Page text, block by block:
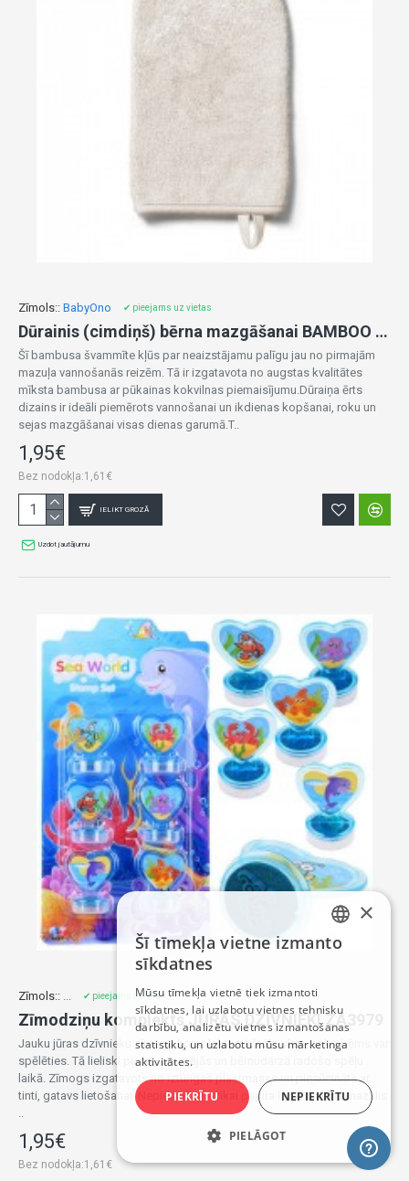
Zīmols:: BabyOno ✔ pieejams uz vietas
Dūrainis (cimdiņš) bērna mazgāšanai BAMBOO 347/11 beige
Šī bambusa švammīte kļūs par neaizstājamu palīgu jau no pirmajām
mazuļa vannošanās reizēm. Tā ir izgatavota no augstas kvalitātes
mīksta bambusa ar pūkainas kokvilnas piemaisījumu.Dūraiņa ērts
dizains ir ideāli piemērots vannošanai un ikdienas kopšanai, roku un
sejas mazgāšanai visas dienas garumā.T..
1,95€
Bez nodokļa:1,61€
IELIKT GROZĀ
Uzdot jautājumu
Zīmols:: ... ✔ pieejams uz vietas
Zīmodziņu komplekts JŪRAS DZĪVNIEKI ZA3979
Jauku jūras dzīvnieku zīmogu komplekts ir ideāla ideja, ar ko bērns var
spēlēties. Tā lieliski piemērota mājās un bērnudārzā radošo spēļu
laikā. Zīmogs izgatavots no izturīgas plastmasas un piesūcināts ar
tinti, gatavs lietošanai. Nepieciešama tikai papīra lapa, un jūsu mazulis
..
1,95€
Bez nodokļa:1,61€
LATVIAN
ENGLISH
×
Šī tīmekļa vietne izmanto
sīkdatnes
Mūsu tīmekļa vietnē tiek izmantoti
sīkdatnes, lai uzlabotu vietnes tehnisku
darbību, analizētu vietnes izmantošanas
statistiku, un uzlabotu mūsu mārketinga
aktivitātes.
PIEKRĪTU NEPIEKRĪTU
PIELĀGOT